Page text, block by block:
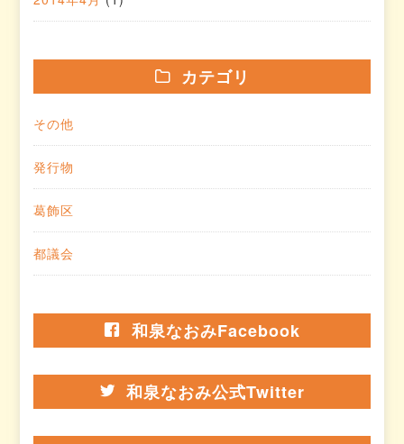
カテゴリ
その他
発行物
葛飾区
都議会
和泉なおみFacebook
和泉なおみ公式Twitter